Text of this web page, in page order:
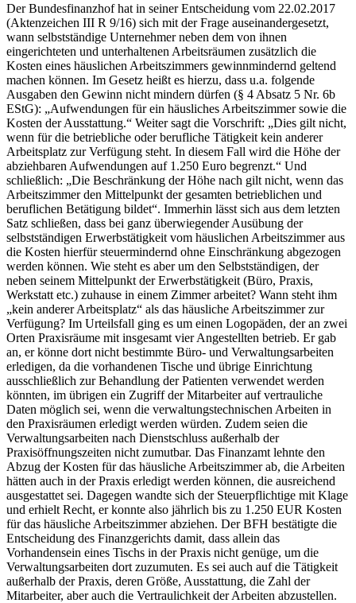
Der Bundesfinanzhof hat in seiner Entscheidung vom 22.02.2017
(Aktenzeichen III R 9/16) sich mit der Frage auseinandergesetzt,
wann selbstständige Unternehmer neben dem von ihnen
eingerichteten und unterhaltenen Arbeitsräumen zusätzlich die
Kosten eines häuslichen Arbeitszimmers gewinnmindernd geltend
machen können. Im Gesetz heißt es hierzu, dass u.a. folgende
Ausgaben den Gewinn nicht mindern dürfen (§ 4 Absatz 5 Nr. 6b
EStG): „Aufwendungen für ein häusliches Arbeitszimmer sowie die
Kosten der Ausstattung.“ Weiter sagt die Vorschrift: „Dies gilt nicht,
wenn für die betriebliche oder berufliche Tätigkeit kein anderer
Arbeitsplatz zur Verfügung steht. In diesem Fall wird die Höhe der
abziehbaren Aufwendungen auf 1.250 Euro begrenzt.“ Und
schließlich: „Die Beschränkung der Höhe nach gilt nicht, wenn das
Arbeitszimmer den Mittelpunkt der gesamten betrieblichen und
beruflichen Betätigung bildet“. Immerhin lässt sich aus dem letzten
Satz schließen, dass bei ganz überwiegender Ausübung der
selbstständigen Erwerbstätigkeit vom häuslichen Arbeitszimmer aus
die Kosten hierfür steuermindernd ohne Einschränkung abgezogen
werden können. Wie steht es aber um den Selbstständigen, der
neben seinem Mittelpunkt der Erwerbstätigkeit (Büro, Praxis,
Werkstatt etc.) zuhause in einem Zimmer arbeitet? Wann steht ihm
„kein anderer Arbeitsplatz“ als das häusliche Arbeitszimmer zur
Verfügung? Im Urteilsfall ging es um einen Logopäden, der an zwei
Orten Praxisräume mit insgesamt vier Angestellten betrieb. Er gab
an, er könne dort nicht bestimmte Büro- und Verwaltungsarbeiten
erledigen, da die vorhandenen Tische und übrige Einrichtung
ausschließlich zur Behandlung der Patienten verwendet werden
könnten, im übrigen ein Zugriff der Mitarbeiter auf vertrauliche
Daten möglich sei, wenn die verwaltungstechnischen Arbeiten in
den Praxisräumen erledigt werden würden. Zudem seien die
Verwaltungsarbeiten nach Dienstschluss außerhalb der
Praxisöffnungszeiten nicht zumutbar. Das Finanzamt lehnte den
Abzug der Kosten für das häusliche Arbeitszimmer ab, die Arbeiten
hätten auch in der Praxis erledigt werden können, die ausreichend
ausgestattet sei. Dagegen wandte sich der Steuerpflichtige mit Klage
und erhielt Recht, er konnte also jährlich bis zu 1.250 EUR Kosten
für das häusliche Arbeitszimmer abziehen. Der BFH bestätigte die
Entscheidung des Finanzgerichts damit, dass allein das
Vorhandensein eines Tischs in der Praxis nicht genüge, um die
Verwaltungsarbeiten dort zuzumuten. Es sei auch auf die Tätigkeit
außerhalb der Praxis, deren Größe, Ausstattung, die Zahl der
Mitarbeiter, aber auch die Vertraulichkeit der Arbeiten abzustellen.